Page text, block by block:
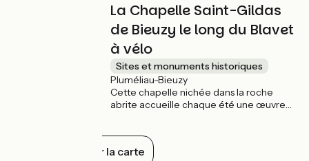
La Chapelle Saint-Gildas
de Bieuzy le long du Blavet
à vélo
Sites et monuments historiques
Pluméliau-Bieuzy
Cette chapelle nichée dans la roche
abrite accueille chaque été une œuvre
quitter la voie 8 à St-Nicolas-des-Eaux
pour rejoindre la chapelle.
Tout afficher sur la carte